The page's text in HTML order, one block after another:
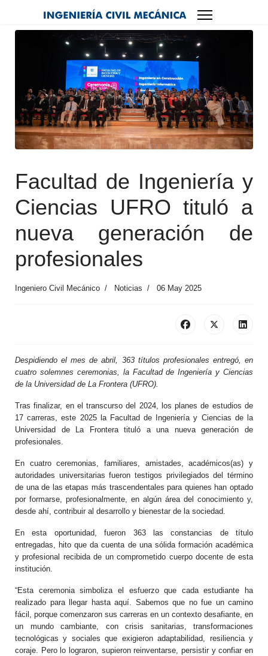
Facultad de Ingeniería y
Ciencias UFRO tituló a
nueva generación de
profesionales
Ingeniero Civil Mecánico Noticias 06 May 2025
Despidiendo el mes de abril, 363 títulos profesionales entregó, en
cuatro solemnes ceremonias, la Facultad de Ingeniería y Ciencias
de la Universidad de La Frontera (UFRO).
Tras finalizar, en el transcurso del 2024, los planes de estudios de
17 carreras, este 2025 la Facultad de Ingeniería y Ciencias de la
Universidad de La Frontera tituló a una nueva generación de
profesionales.
En cuatro ceremonias, familiares, amistades, académicos(as) y
autoridades universitarias fueron testigos privilegiados del término
de una de las etapas más trascendentales para quienes han optado
por formarse, profesionalmente, en algún área del conocimiento y,
desde ahí, contribuir al desarrollo y bienestar de la sociedad.
En esta oportunidad, fueron 363 las constancias de título
entregadas, hito que da cuenta de una sólida formación académica
y profesional recibida de un comprometido cuerpo docente de esta
institución.
“Esta ceremonia simboliza el esfuerzo que cada estudiante ha
realizado para llegar hasta aquí. Sabemos que no fue un camino
fácil, porque comenzaron sus carreras en un contexto desafiante, en
un mundo cambiante, con crisis sanitarias, transformaciones
tecnológicas y sociales que exigieron adaptabilidad, resiliencia y
coraje. Pero lo lograron, supieron reinventarse, persistir y confiar en